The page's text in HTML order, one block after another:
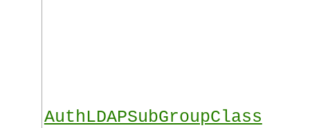
AuthLDAPSubGroupClass